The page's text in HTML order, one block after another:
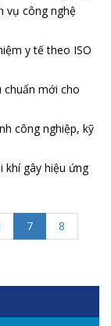
vụ công nghệ
y tế theo ISO
chuẩn mới cho
công nghiệp, kỹ
khí gây hiệu ứng
7
8